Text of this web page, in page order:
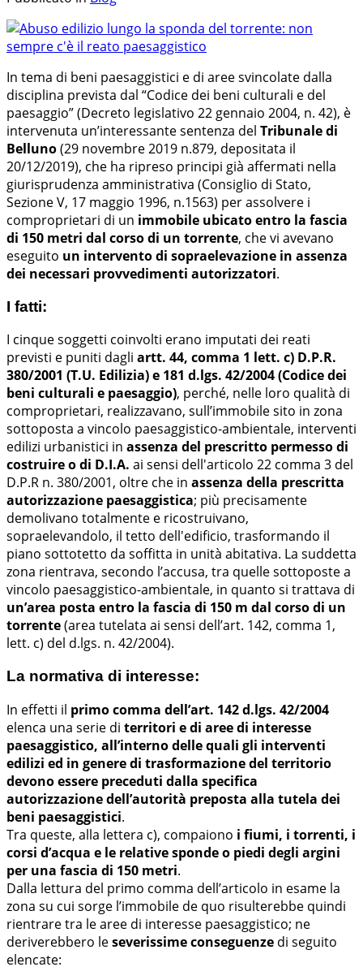
In tema di beni paesaggistici e di aree svincolate dalla
disciplina prevista dal “Codice dei beni culturali e del
paesaggio” (Decreto legislativo 22 gennaio 2004, n. 42), è
intervenuta un’interessante sentenza del Tribunale di
Belluno(29 novembre 2019 n.879, depositata il
20/12/2019), che ha ripreso principi già affermati nella
giurisprudenza amministrativa (Consiglio di Stato,
Sezione V, 17 maggio 1996, n.1563) per assolvere i
comproprietari di un immobile ubicato entro la fascia
di 150 metri dal corso di un torrente, che vi avevano
eseguito un intervento di sopraelevazione in assenza
dei necessari provvedimenti autorizzatori.
I fatti:
I cinque soggetti coinvolti erano imputati dei reati
previsti e puniti dagli artt. 44, comma 1 lett. c) D.P.R.
380/2001 (T.U. Edilizia) e 181 d.lgs. 42/2004 (Codice dei
beni culturali e paesaggio), perché, nelle loro qualità di
comproprietari, realizzavano, sull’immobile sito in zona
sottoposta a vincolo paesaggistico-ambientale, interventi
edilizi urbanistici in assenza del prescritto permesso di
costruire o di D.I.A. ai sensi dell'articolo 22 comma 3 del
D.P.R n. 380/2001, oltre che in assenza della prescritta
autorizzazione paesaggistica; più precisamente
demolivano totalmente e ricostruivano,
sopraelevandolo, il tetto dell'edificio, trasformando il
piano sottotetto da soffitta in unità abitativa. La suddetta
zona rientrava, secondo l’accusa, tra quelle sottoposte a
vincolo paesaggistico-ambientale, in quanto si trattava di
un’area posta entro la fascia di 150 m dal corso di un
torrente(area tutelata ai sensi dell’art. 142, comma 1,
lett. c) del d.lgs. n. 42/2004).
La normativa di interesse:
In effetti il primo comma dell’art. 142 d.lgs. 42/2004
elenca una serie di territori e di aree di interesse
paesaggistico, all’interno delle quali gli interventi
edilizi ed in genere di trasformazione del territorio
devono essere preceduti dalla specifica
autorizzazione dell’autorità preposta alla tutela dei
beni paesaggistici.
Tra queste, alla lettera c), compaiono i fiumi, i torrenti, i
corsi d’acqua e le relative sponde o piedi degli argini
per una fascia di 150 metri.
Dalla lettura del primo comma dell’articolo in esame la
zona su cui sorge l’immobile de quo risulterebbe quindi
rientrare tra le aree di interesse paesaggistico; ne
deriverebbero leseverissime conseguenze di seguito
elencate: